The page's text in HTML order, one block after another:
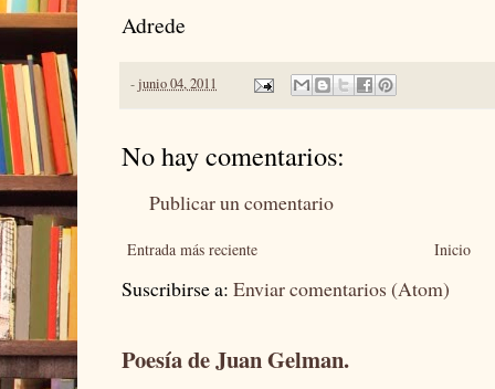
Adrede
-junio 04, 2011
No hay comentarios:
Publicar un comentario
Entrada más reciente Inicio
Suscribirse a: Enviar comentarios (Atom)
Poesía de Juan Gelman.